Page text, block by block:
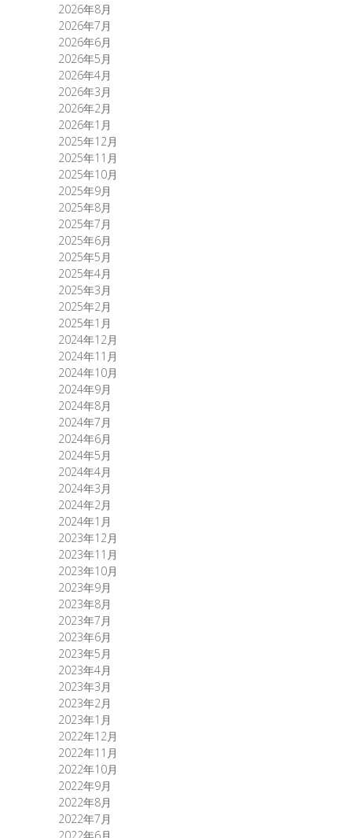
2026年8月
2026年7月
2026年6月
2026年5月
2026年4月
2026年3月
2026年2月
2026年1月
2025年12月
2025年11月
2025年10月
2025年9月
2025年8月
2025年7月
2025年6月
2025年5月
2025年4月
2025年3月
2025年2月
2025年1月
2024年12月
2024年11月
2024年10月
2024年9月
2024年8月
2024年7月
2024年6月
2024年5月
2024年4月
2024年3月
2024年2月
2024年1月
2023年12月
2023年11月
2023年10月
2023年9月
2023年8月
2023年7月
2023年6月
2023年5月
2023年4月
2023年3月
2023年2月
2023年1月
2022年12月
2022年11月
2022年10月
2022年9月
2022年8月
2022年7月